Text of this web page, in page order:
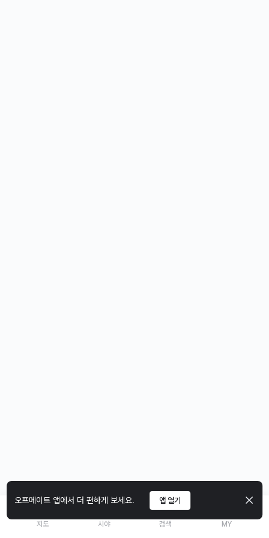
오프메이트 앱에서 더 편하게 보세요. 앱 열기
지도 시야 검색 MY